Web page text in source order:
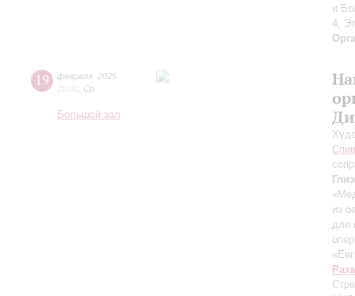
и
4,
19 февраля 2025
20:00 Ср
Большой зал
из
для